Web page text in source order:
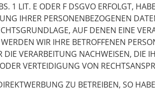
1 LIT. E ODER F DSGVO ERFOLGT,
IHRER PERSONENBEZOGENEN
AUF DENEN EINE
WIR IHRE BETROFFENEN
VERARBEITUNG NACHWEISEN, DIE
VERTEIDIGUNG VON
ZU BETREIBEN, SO